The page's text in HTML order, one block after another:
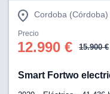
Cordoba (Córdoba)
Precio
12.990 € 15.900 €
Smart Fortwo